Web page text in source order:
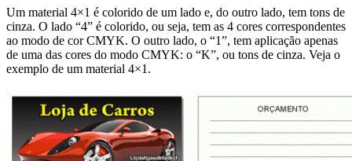
Um material 4×1 é colorido de um lado e, do outro lado, tem tons de
cinza. O lado “4” é colorido, ou seja, tem as 4 cores correspondentes
ao modo de cor CMYK. O outro lado, o “1”, tem aplicação apenas
de uma das cores do modo CMYK: o “K”, ou tons de cinza. Veja o
exemplo de um material 4×1.